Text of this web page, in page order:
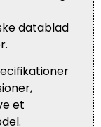
datablad
et